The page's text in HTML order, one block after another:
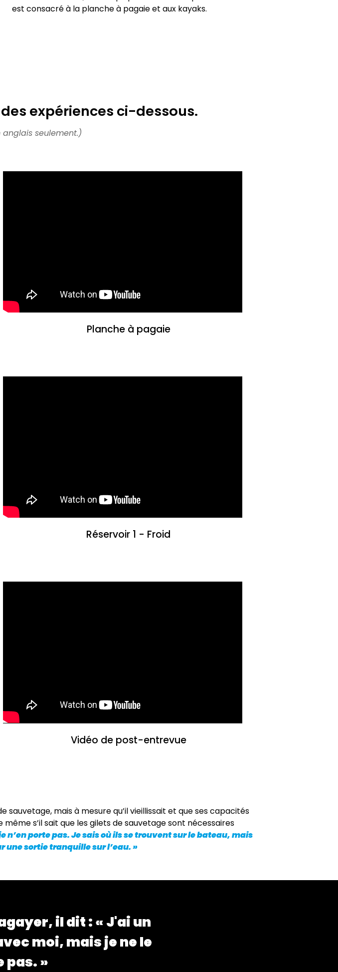
est consacré à la planche à pagaie et aux kayaks.
expériences ci-dessous.
anglais seulement.)
Planche à pagaie
Réservoir 1 - Froid
Vidéo de post-entrevue
sauvetage, mais à mesure qu’il vieillissait et que ses capacités
s’il sait que les gilets de sauvetage sont nécessaires
n’en porte pas. Je sais où ils se trouvent sur le bateau, mais
une sortie tranquille sur l’eau. »
il dit : « J'ai un
moi, mais je ne le
pas. »